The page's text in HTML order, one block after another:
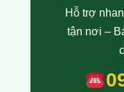
Hỗ trợ
tận nơi –